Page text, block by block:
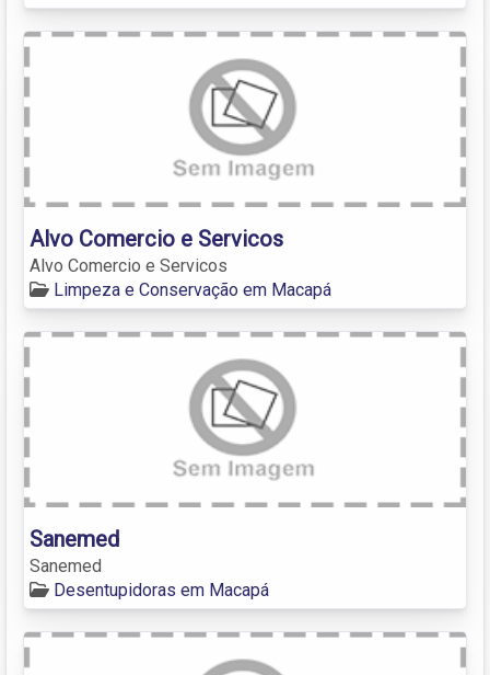
Alvo Comercio e Servicos
Alvo Comercio e Servicos
Limpeza e Conservação em Macapá
Sanemed
Sanemed
Desentupidoras em Macapá